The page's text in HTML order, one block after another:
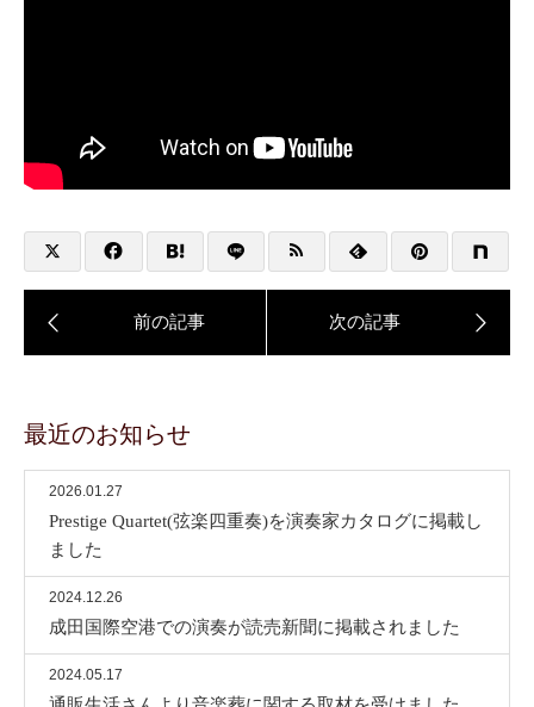
最近のお知らせ
2026.01.27
Prestige Quartet(弦楽四重奏)を演奏家カタログに掲載し
ました
2024.12.26
成田国際空港での演奏が読売新聞に掲載されました
2024.05.17